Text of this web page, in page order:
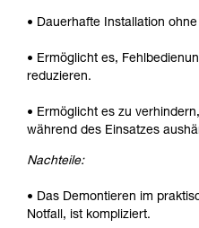
• Dauerhafte Installation
• Ermöglicht es,
reduzieren.
• Ermöglicht es zu
während des Einsatzes
Nachteile:
• Das Demontieren im
Notfall, ist kompliziert.